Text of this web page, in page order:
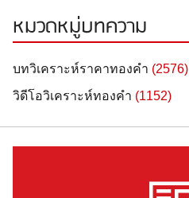
หมวดหมู่บทความ
บทวิเคราะห์ราคาทองคำ (2576)
วิดีโอวิเคราะห์ทองคำ (1152)